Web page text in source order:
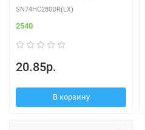
SN74HC280DR(LX)
2540
20.85р.
В корзину